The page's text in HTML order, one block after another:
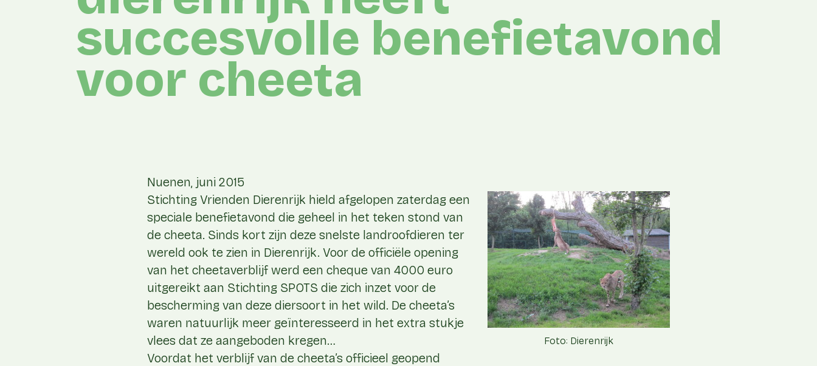
succesvolle benefietavond
voor cheeta
Nuenen, juni 2015
Foto: Dierenrijk
Stichting Vrienden Dierenrijk hield afgelopen zaterdag een
speciale benefietavond die geheel in het teken stond van
de cheeta. Sinds kort zijn deze snelste landroofdieren ter
wereld ook te zien in Dierenrijk. Voor de officiële opening
van het cheetaverblijf werd een cheque van 4000 euro
uitgereikt aan Stichting SPOTS die zich inzet voor de
bescherming van deze diersoort in het wild. De cheeta’s
waren natuurlijk meer geïnteresseerd in het extra stukje
vlees dat ze aangeboden kregen…
Voordat het verblijf van de cheeta’s officieel geopend